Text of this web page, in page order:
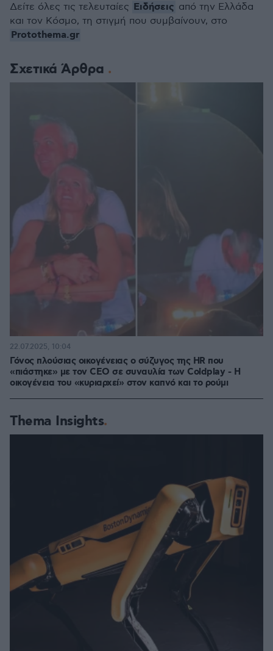
Σχετικά Άρθρα
Γόνος πλούσιας οικογένειας ο σύζυγος της HR που
«πιάστηκε» με τον CEO σε συναυλία των Coldplay - Η
οικογένεια του «κυριαρχεί» στον καπνό και το ρούμι
22.07.2025, 10:04
Thema Insights
Δείτε όλες τις τελευταίες Ειδήσεις από την Ελλάδα
και τον Κόσμο, τη στιγμή που συμβαίνουν, στο
Protothema.gr